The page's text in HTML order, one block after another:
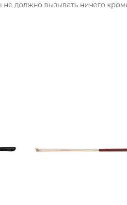
должно вызывать ничего